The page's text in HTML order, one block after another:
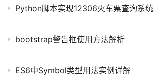
Python脚本实现12306火车票查询系统
bootstrap警告框使用方法解析
ES6中Symbol类型用法实例详解